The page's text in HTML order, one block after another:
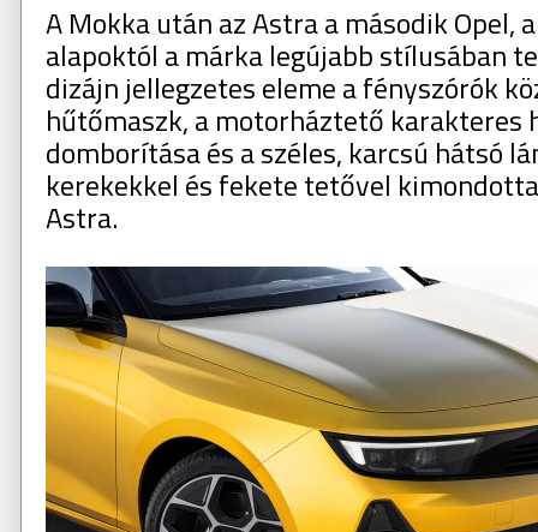
A Mokka után az Astra a második Opel,
alapoktól a márka legújabb stílusában
dizájn jellegzetes eleme a fényszórók
hűtőmaszk, a motorháztető karakteres
domborítása és a széles, karcsú hátsó
kerekekkel és fekete tetővel
Astra.